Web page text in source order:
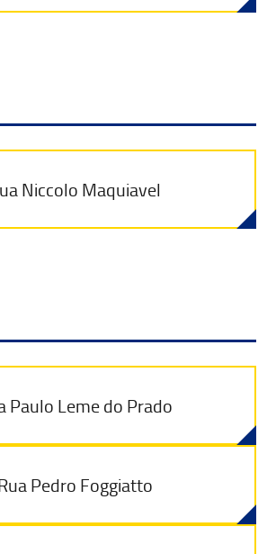
Niccolo Maquiavel
Paulo Leme do Prado
Pedro Foggiatto